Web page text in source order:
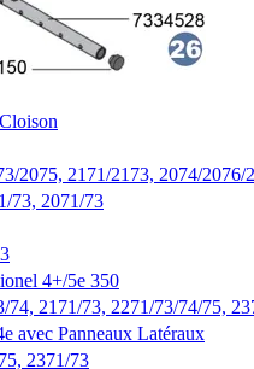
2075, 2171/2173, 2074/2076/
73, 2071/73
4+/5e 350
74, 2171/73, 2271/73/74/75,
avec Panneaux Latéraux
2371/73